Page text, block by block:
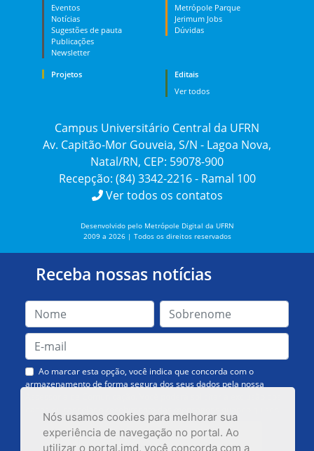
Nós usamos cookies para melhorar sua
experiência de navegação no portal. Ao
utilizar o portal.imd, você concorda com a
Eventos
Notícias
Sugestões de pauta
Publicações
Newsletter
Metrópole Parque
Jerimum Jobs
Dúvidas
Projetos
Editais
Ver todos
Campus Universitário Central da UFRN
Av. Capitão-Mor Gouveia, S/N - Lagoa Nova,
Natal/RN, CEP: 59078-900
Recepção: (84) 3342-2216 - Ramal 100
Ver todos os contatos
Desenvolvido pelo Metrópole Digital da UFRN
2009 a 2026 | Todos os direitos reservados
Receba nossas notícias
Ao marcar esta opção, você indica que concorda com o
armazenamento de forma segura dos seus dados pela nossa